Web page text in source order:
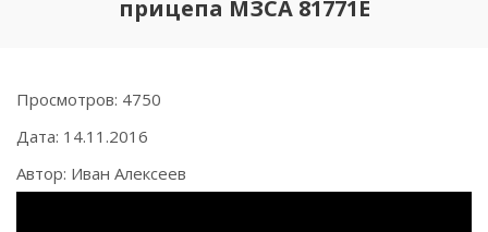
прицепа МЗСА 81771Е
Просмотров: 4750
Дата: 14.11.2016
Автор: Иван Алексеев